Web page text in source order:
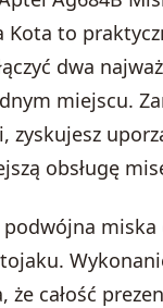
Kota to
dwa
miejscu.
zyskujesz
obsługę
podwójna
że całość